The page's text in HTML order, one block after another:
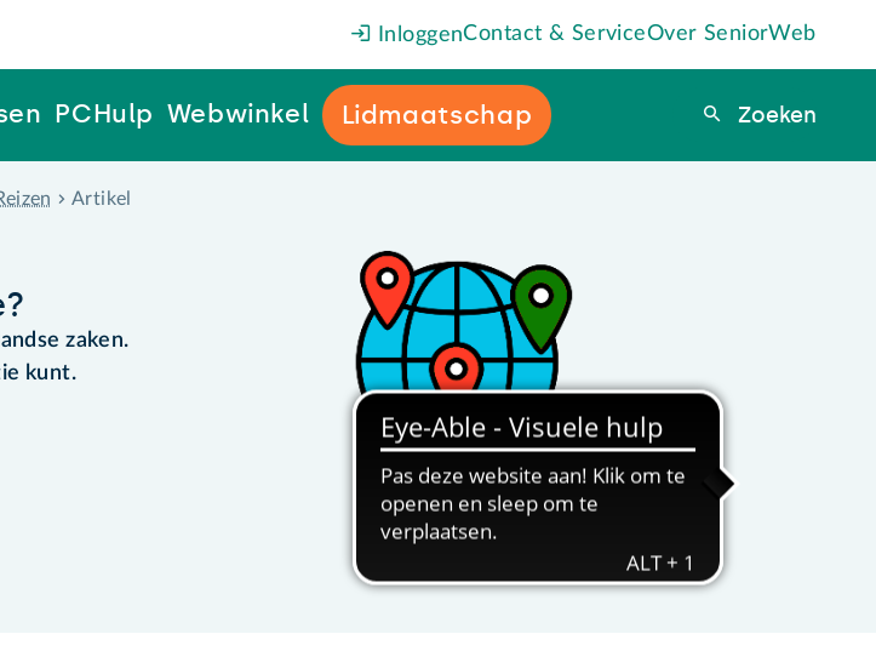
InloggenContact & ServiceOver SeniorWeb
PCHulp Webwinkel Lidmaatschap Zoeken
Zoeken
Artikel
zaken.
kunt.